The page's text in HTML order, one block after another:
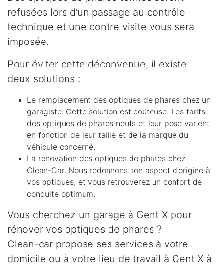
refusées lors d’un passage au contrôle
technique et une contre visite vous sera
imposée.
Pour éviter cette déconvenue, il existe
deux solutions :
Le remplacement des optiques de phares chez un
garagiste. Cette solution est coûteuse. Les tarifs
des optiques de phares neufs et leur pose varient
en fonction de leur taille et de la marque du
véhicule concerné.
La rénovation des optiques de phares chez
Clean-Car. Nous redonnons son aspect d’origine à
vos optiques, et vous retrouverez un confort de
conduite optimum.
Vous cherchez un garage à Gent X pour
rénover vos optiques de phares ?
Clean-car propose ses services à votre
domicile ou à votre lieu de travail à Gent X à